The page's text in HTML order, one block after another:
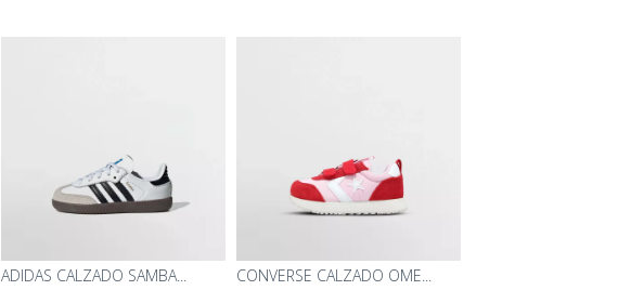
ADIDAS CALZADO SAMBA... CONVERSE CALZADO OME...